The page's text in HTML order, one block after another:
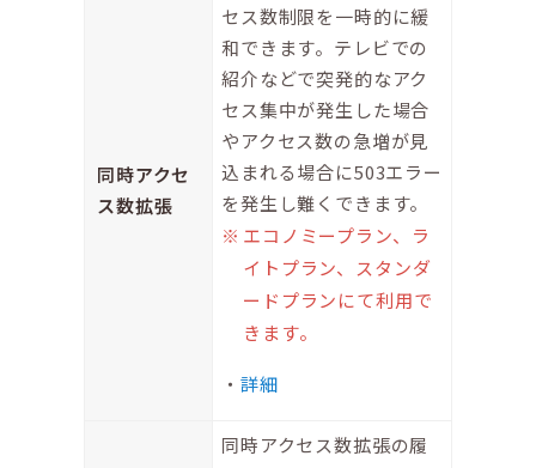
同時アクセ
ス数拡張
セス数制限を一時的に緩
和できます。テレビでの
紹介などで突発的なアク
セス集中が発生した場合
やアクセス数の急増が見
込まれる場合に503エラー
を発生し難くできます。
エコノミープラン、ラ
イトプラン、スタンダ
ードプランにて利用で
きます。
詳細
同時アクセス数拡張の履